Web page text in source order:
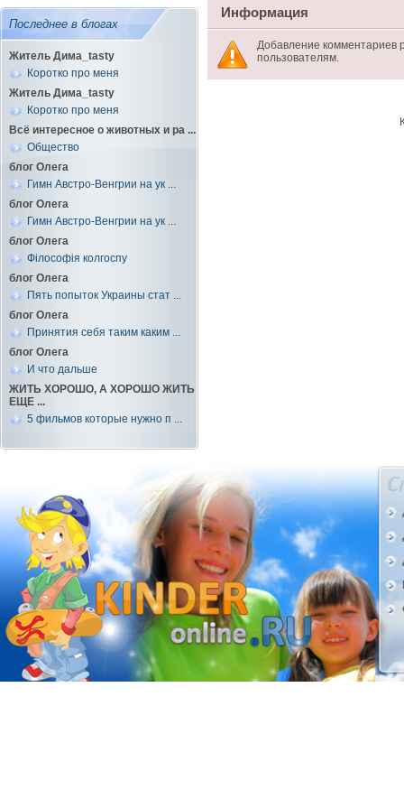
Последнее в блогах
Житель Дима_tasty
Коротко про меня
Житель Дима_tasty
Коротко про меня
Всё интересное о животных и ра ...
Общество
блог Олега
Гимн Австро-Венгрии на ук ...
блог Олега
Гимн Австро-Венгрии на ук ...
блог Олега
Філософія колгоспу
блог Олега
Пять попыток Украины стат ...
блог Олега
Принятия себя таким каким ...
блог Олега
И что дальше
ЖИТЬ ХОРОШО, А ХОРОШО ЖИТЬ
ЕЩЕ ...
5 фильмов которые нужно п ...
Информация
Добавление комментариев
пользователям.